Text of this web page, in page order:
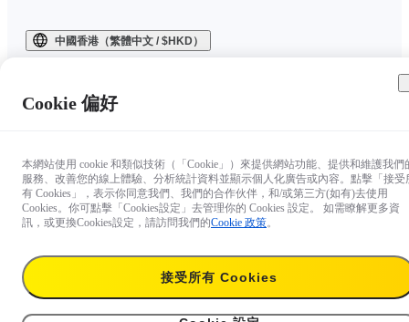
中國香港（繁體中文 / $HKD）
Cookie 偏好
本網站使用 cookie 和類似技術（「Cookie」）來提供網站功能、提供和維護我們
服務、改善您的線上體驗、分析統計資料並顯示個人化廣告或內容。點擊「接受
有 Cookies」，表示你同意我們、我們的合作伙伴，和/或第三方(如有)去使用
Cookies。你可點擊「Cookies設定」去管理你的 Cookies 設定。 如需瞭解更多資
訊，或更換Cookies設定，請訪問我們的Cookie 政策。
接受所有 Cookies